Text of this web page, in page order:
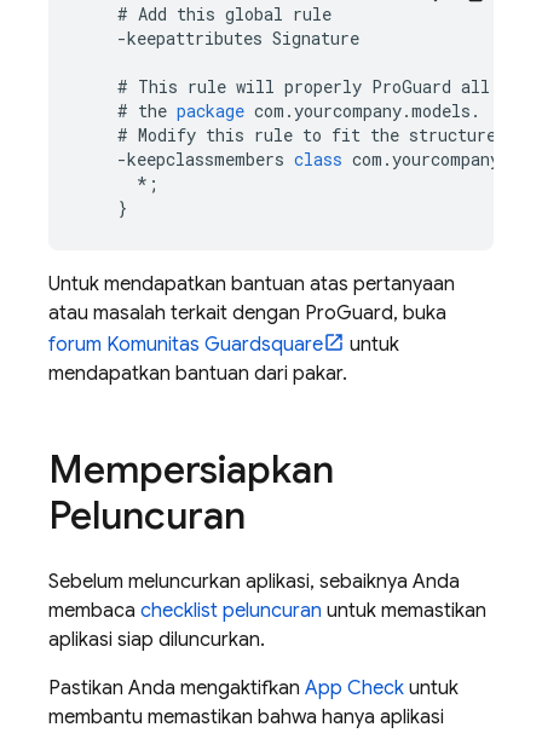
# Add this global rule
-keepattributes Signature
# This rule will properly ProGuard all
# the package com .yourcompany.models .
# Modify this rule to fit the structure
-keepclassmembers class com .yourcompany
* ;
}
Untuk mendapatkan bantuan atas pertanyaan
atau masalah terkait dengan ProGuard, buka
forum Komunitas Guardsquare
untuk
mendapatkan bantuan dari pakar.
Mempersiapkan
Peluncuran
Sebelum meluncurkan aplikasi, sebaiknya Anda
membaca checklist peluncuran untuk memastikan
aplikasi siap diluncurkan.
Pastikan Anda mengaktifkan App Check untuk
membantu memastikan bahwa hanya aplikasi